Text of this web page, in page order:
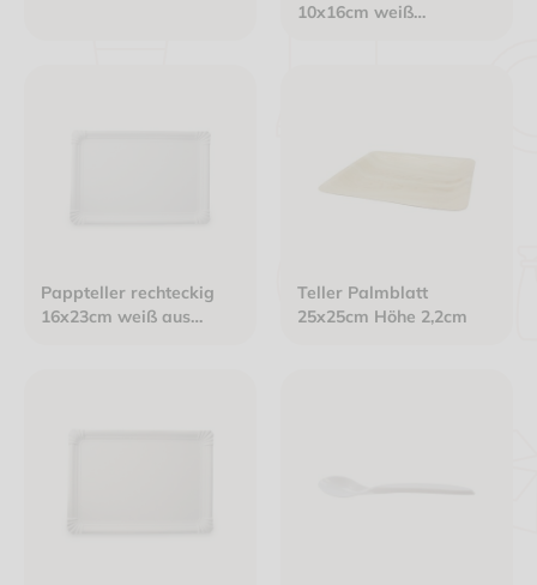
10x16cm weiß
Pappteller rechteckig
16x23cm weiß aus
Teller Palmblatt
25x25cm Höhe 2,2cm